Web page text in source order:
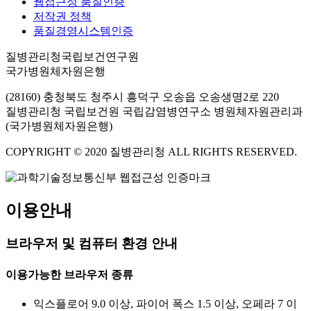
저작권 정책
품질경영시스템인증
질병관리청국립보건연구원
국가병원체자원은행
(28160) 충청북도 청주시 흥덕구 오송읍 오송생명2로 220
질병관리청 국립보건원 국립감염병연구소 병원체자원관리과
(국가병원체자원은행)
COPYRIGHT © 2020 질병관리청 ALL RIGHTS RESERVED.
이용안내
브라우저 및 컴퓨터 환경 안내
이용가능한 브라우저 종류
익스플로어 9.0 이상, 파이어 폭스 1.5 이상, 오페라 7 이